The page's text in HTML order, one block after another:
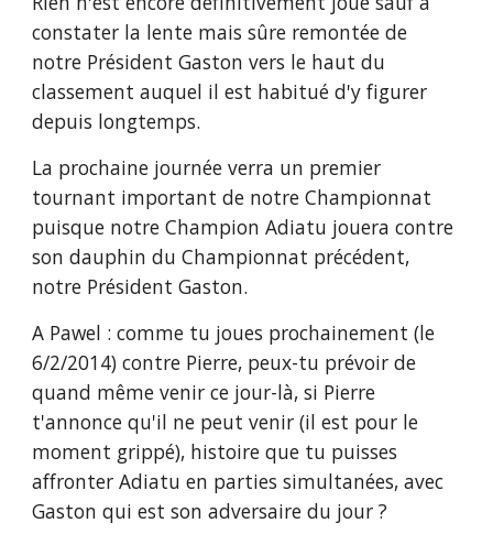
constater la lente mais sûre remontée de
notre Président Gaston vers le haut du
classement auquel il est habitué d'y figurer
depuis longtemps.
La prochaine journée verra un premier
tournant important de notre Championnat
puisque notre Champion Adiatu jouera contre
son dauphin du Championnat précédent,
notre Président Gaston.
A Pawel : comme tu joues prochainement (le
6/2/2014) contre Pierre, peux-tu prévoir de
quand même venir ce jour-là, si Pierre
t'annonce qu'il ne peut venir (il est pour le
moment grippé), histoire que tu puisses
affronter Adiatu en parties simultanées, avec
Gaston qui est son adversaire du jour ?